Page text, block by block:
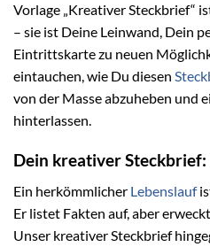
Vorlage „Kreativer Steckbrief“
– sie ist Deine Leinwand, Dein
Eintrittskarte zu neuen
eintauchen, wie Du diesen
von der Masse abzuheben und
hinterlassen.
Dein kreativer
Ein herkömmlicher Lebenslauf
Er listet Fakten auf, aber
Unser kreativer Steckbrief